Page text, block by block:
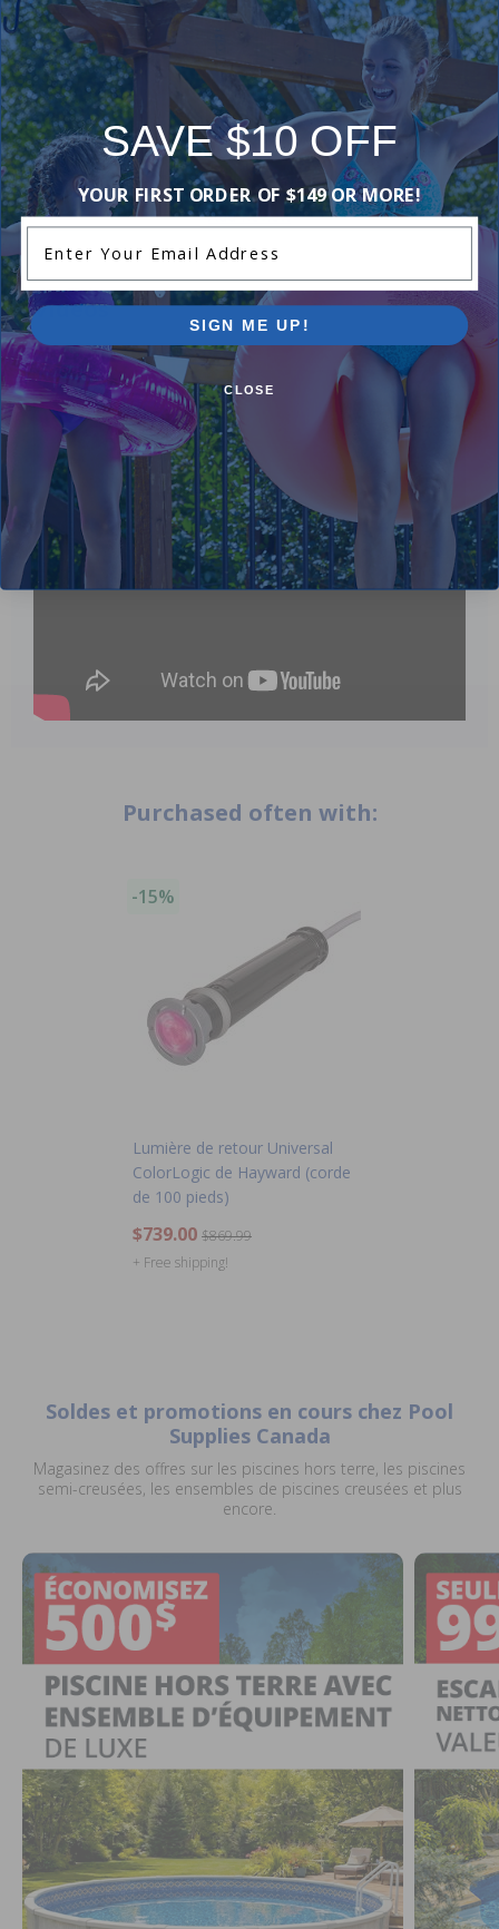
Reviews
Be the first one to leave a review!
Add Review
Videos
Purchased often with:
-15%
Lumière de retour Universal
ColorLogic de Hayward (corde
de 100 pieds)
$739.00 $869.99
+ Free shipping!
Soldes et promotions en cours chez Pool
Supplies Canada
Magasinez des offres sur les piscines hors terre, les piscines
semi-creusées, les ensembles de piscines creusées et plus
encore.
SAVE $10 OFF
YOUR FIRST ORDER OF $149 OR MORE!
SIGN ME UP!
CLOSE